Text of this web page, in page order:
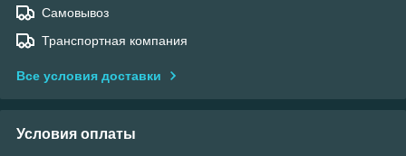
Самовывоз
Транспортная компания
Все условия доставки
Условия оплаты